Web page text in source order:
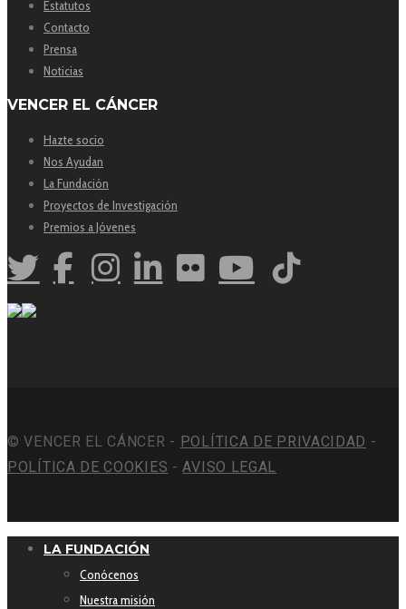
Estatutos
Contacto
Prensa
Noticias
VENCER EL CÁNCER
Hazte socio
Nos Ayudan
La Fundación
Proyectos de Investigación
Premios a Jóvenes
© VENCER EL CÁNCER - POLÍTICA DE PRIVACIDAD -
POLÍTICA DE COOKIES -AVISO LEGAL
LA FUNDACIÓN
Conócenos
Nuestra misión